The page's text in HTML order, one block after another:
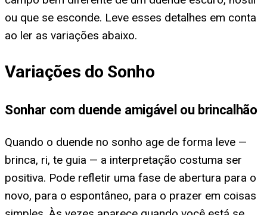
ou que se esconde. Leve esses detalhes em conta
ao ler as variações abaixo.
Variações do Sonho
Sonhar com duende amigável ou brincalhão
Quando o duende no sonho age de forma leve —
brinca, ri, te guia — a interpretação costuma ser
positiva. Pode refletir uma fase de abertura para o
novo, para o espontâneo, para o prazer em coisas